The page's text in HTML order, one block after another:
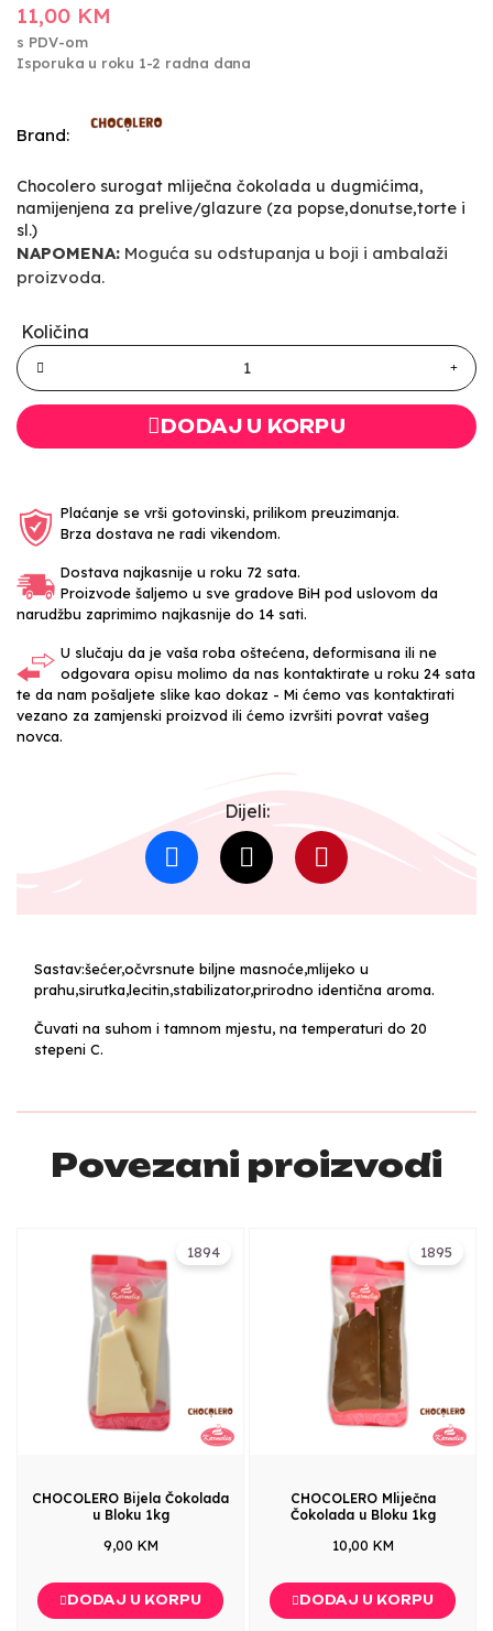
11,00 KM
s PDV-om
Isporuka u roku 1-2 radna dana
Brand:
Chocolero surogat mliječna čokolada u dugmićima,
namijenjena za prelive/glazure (za popse,donutse,torte i
sl.)
NAPOMENA: Moguća su odstupanja u boji i ambalaži
proizvoda.
Količina
DODAJ U KORPU
Plaćanje se vrši gotovinski, prilikom preuzimanja.
Brza dostava ne radi vikendom.
Dostava najkasnije u roku 72 sata.
Proizvode šaljemo u sve gradove BiH pod uslovom da
narudžbu zaprimimo najkasnije do 14 sati.
U slučaju da je vaša roba oštećena, deformisana ili ne
odgovara opisu molimo da nas kontaktirate u roku 24 sata
te da nam pošaljete slike kao dokaz - Mi ćemo vas kontaktirati
vezano za zamjenski proizvod ili ćemo izvršiti povrat vašeg
novca.
Dijeli:
Sastav:šećer,očvrsnute biljne masnoće,mlijeko u
prahu,sirutka,lecitin,stabilizator,prirodno identična aroma.
Čuvati na suhom i tamnom mjestu, na temperaturi do 20
stepeni C.
Povezani proizvodi
1894
CHOCOLERO Bijela Čokolada
u Bloku 1kg
9,00 KM
DODAJ U KORPU
1895
CHOCOLERO Mliječna
Čokolada u Bloku 1kg
10,00 KM
DODAJ U KORPU